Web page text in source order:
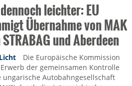
leichter: EU
Übernahme von MAK
und Aberdeen
Die Europäische Kommission
der gemeinsamen Kontrolle
ungarische Autobahngesellschaft